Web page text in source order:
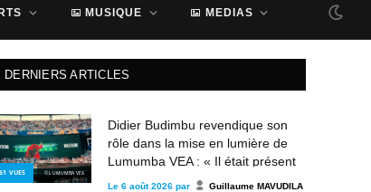
MUSIQUE MEDIAS
DERNIERS ARTICLES
61 VUES © LUMUMBA VEA
Didier Budimbu revendique son
rôle dans la mise en lumière de
Lumumba VEA : « Il était présent
depuis 2013, mais personne n’en
Le 6 août 2026 par Guillaume MAVUDILA